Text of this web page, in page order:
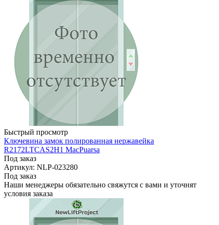
Быстрый просмотр
Ключевина замок полированная нержавейка
R2172LTCAS2H1 MacPuarsa
Под заказ
Артикул: NLP-023280
Под заказ
Наши менеджеры обязательно свяжутся с вами и уточнят
условия заказа